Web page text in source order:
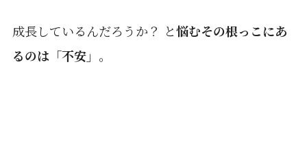
成長しているんだろうか？ と悩むその根っこにあ
るのは「不安」 。